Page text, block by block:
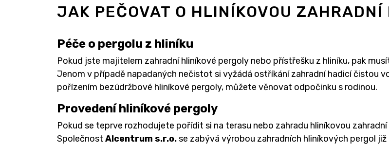
JAK PEČOVAT O HLINÍKOVOU ZAHRADNÍ
Péče o pergolu z hliníku
Pokud jste majitelem zahradní hliníkové pergoly nebo přístřešku z hliníku, pak
Jenom v případě napadaných nečistot si vyžádá ostříkání zahradní hadicí čistou
pořízením bezúdržbové hliníkové pergoly, můžete věnovat odpočinku s rodinou.
Provedení hliníkové pergoly
Pokud se teprve rozhodujete pořídit si na terasu nebo zahradu hliníkovou
Společnost Alcentrum s.r.o.se zabývá výrobou zahradních hliníkových pergol